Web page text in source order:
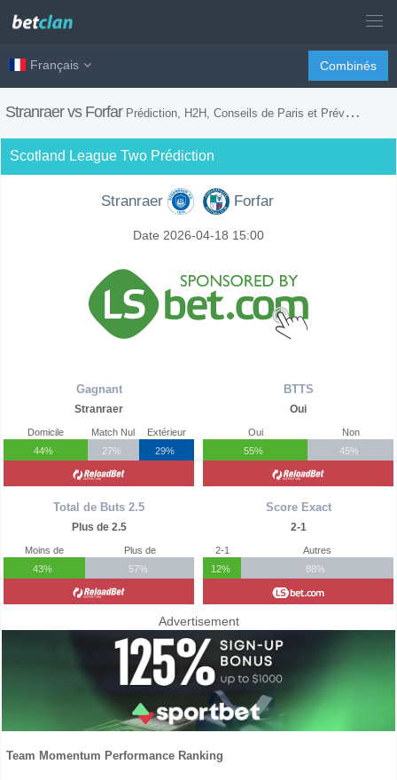
Français Combinés
Stranraer vs Forfar Prédiction, H2H, Conseils de Paris et Prévision du Match
Scotland League Two Prédiction
Stranraer Forfar
Date 2026-04-18 15:00
Gagnant
Stranraer
Domicile
44%
Match Nul
27%
Extérieur
29%
Total de Buts 2.5
Plus de 2.5
Moins de
43%
Plus de
57%
BTTS
Oui
Oui
55%
Non
45%
Score Exact
2-1
2-1
12%
Autres
88%
Advertisement
Team Momentum Performance Ranking